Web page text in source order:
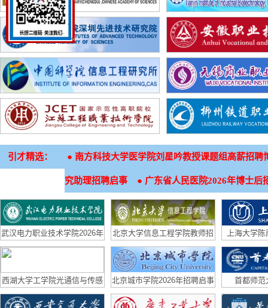
引才精选： ● 南方科技大学医学院刘星吟教授课题组高薪招聘
究助理招聘启事 ● 广东省人民医院2026年博士后
武汉电力职业技术学院2026年
招生章程
北京大学信息工程学院教师招
聘启事
上海大学
（生物材料
西湖大学工学院光通信与传感
实验室（副）研究员招聘启事
北京城市学院2026年招聘启事 首都师范